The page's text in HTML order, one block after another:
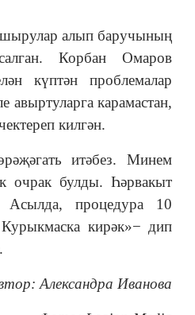
алып баручының
Корбан Омаров
күптән проблемалар
авыртуларга карамастан,
килгән.
итәбез. Минем
очрак булды. Һәрвакыт
Асылда, процедура 10
кирәк»− дип
Александра Иванова